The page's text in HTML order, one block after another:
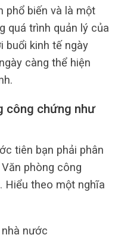
phổ biến và là một
quá trình quản lý của
buổi kinh tế ngày
càng thể hiện
công chứng như
tiên bạn phải phân
phòng công
Hiểu theo một nghĩa
nước